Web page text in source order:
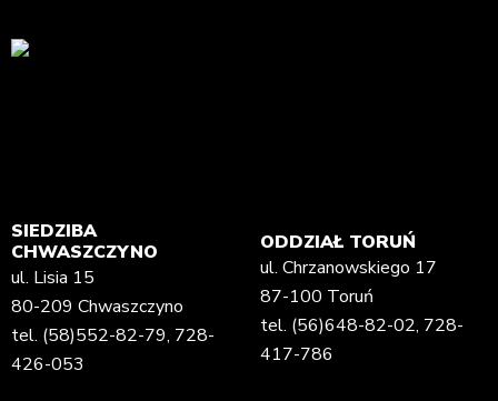
SIEDZIBA
CHWASZCZYNO
ul. Lisia 15
80-209 Chwaszczyno
tel. (58)552-82-79, 728-
426-053
ODDZIAŁ TORUŃ
ul. Chrzanowskiego 17
87-100 Toruń
tel. (56)648-82-02, 728-
417-786